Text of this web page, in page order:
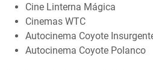
Cine Linterna Mágica
Cinemas WTC
Autocinema Coyote
Autocinema Coyote Polanco